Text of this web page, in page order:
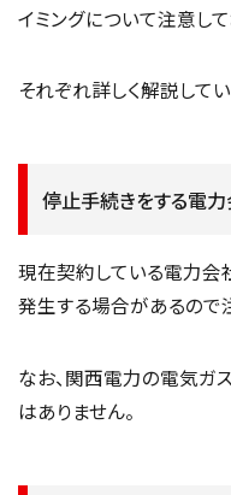
イミングについて注意して
それぞれ詳しく解説してい
停止手続きをする電
現在契約している電力会
発生する場合があるので
なお、関西電力の電気ガス
はありません。